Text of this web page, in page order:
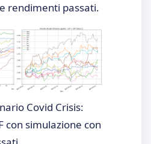
rendimenti passati.
Covid Crisis:
con simulazione con